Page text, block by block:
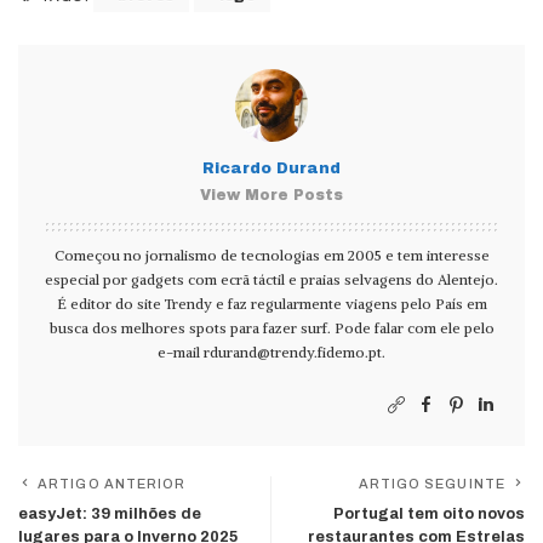
Ricardo Durand
View More Posts
Começou no jornalismo de tecnologias em 2005 e tem interesse
especial por gadgets com ecrã táctil e praias selvagens do Alentejo.
É editor do site Trendy e faz regularmente viagens pelo País em
busca dos melhores spots para fazer surf. Pode falar com ele pelo
e-mail rdurand@trendy.fidemo.pt.
ARTIGO ANTERIOR
easyJet: 39 milhões de
lugares para o Inverno 2025
ARTIGO SEGUINTE
Portugal tem oito novos
restaurantes com Estrelas